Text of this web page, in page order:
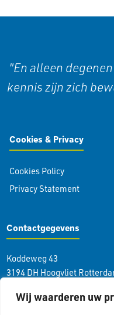
Wij waarderen uw
"En alleen
kennis zijn zich
Cookies & Privacy
Cookies Policy
Privacy Statement
Contactgegevens
Koddeweg 43
3194 DH Hoogvliet
KVK 73215414